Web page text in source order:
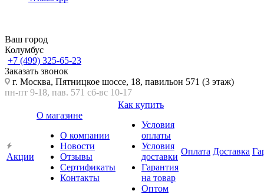
Ваш город
Колумбус
+7 (499) 325-65-23
Заказать звонок
г. Москва, Пятницкое шоссе, 18, павильон 571 (3 этаж)
пн-пт 9-18, пав. 571 сб-вс 10-17
Акции
О магазине
О компании
Новости
Отзывы
Сертификаты
Контакты
Как купить
Условия
оплаты
Условия
доставки
Гарантия
на товар
Оптом
Оплата Доставка